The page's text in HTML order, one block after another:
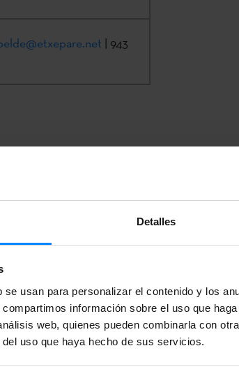
Detalles
usan para personalizar el contenido y los
información sobre el uso que
web, quienes pueden combinarla con
uso que haya hecho de sus servicios.
| 943
para la promoción de